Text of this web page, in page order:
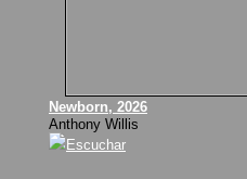
Newborn, 2026
Anthony Willis
Escuchar